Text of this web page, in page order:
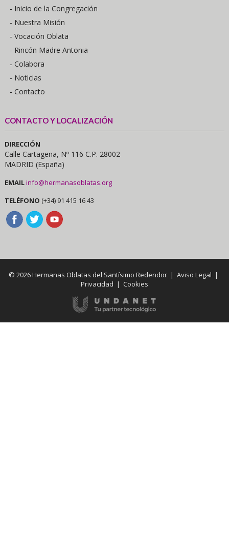
- Inicio de la Congregación
- Nuestra Misión
- Vocación Oblata
- Rincón Madre Antonia
- Colabora
- Noticias
- Contacto
CONTACTO Y LOCALIZACIÓN
DIRECCIÓN
Calle Cartagena, Nº 116 C.P. 28002
MADRID (España)
EMAILinfo@hermanasoblatas.org
TELÉFONO (+34) 91 415 16 43
© 2026 Hermanas Oblatas del Santísimo Redendor |Aviso Legal |
Privacidad | Cookies